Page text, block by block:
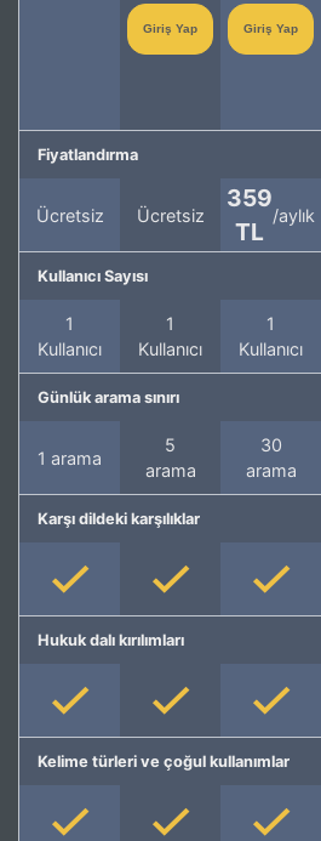
Giriş Yap Giriş Yap
Fiyatlandırma
Ücretsiz Ücretsiz
359
TL
/aylık
Kullanıcı Sayısı
1
Kullanıcı
1
Kullanıcı
1
Kullanıcı
Günlük arama sınırı
1 arama
5
arama
30
arama
Karşı dildeki karşılıklar
Hukuk dalı kırılımları
Kelime türleri ve çoğul kullanımlar